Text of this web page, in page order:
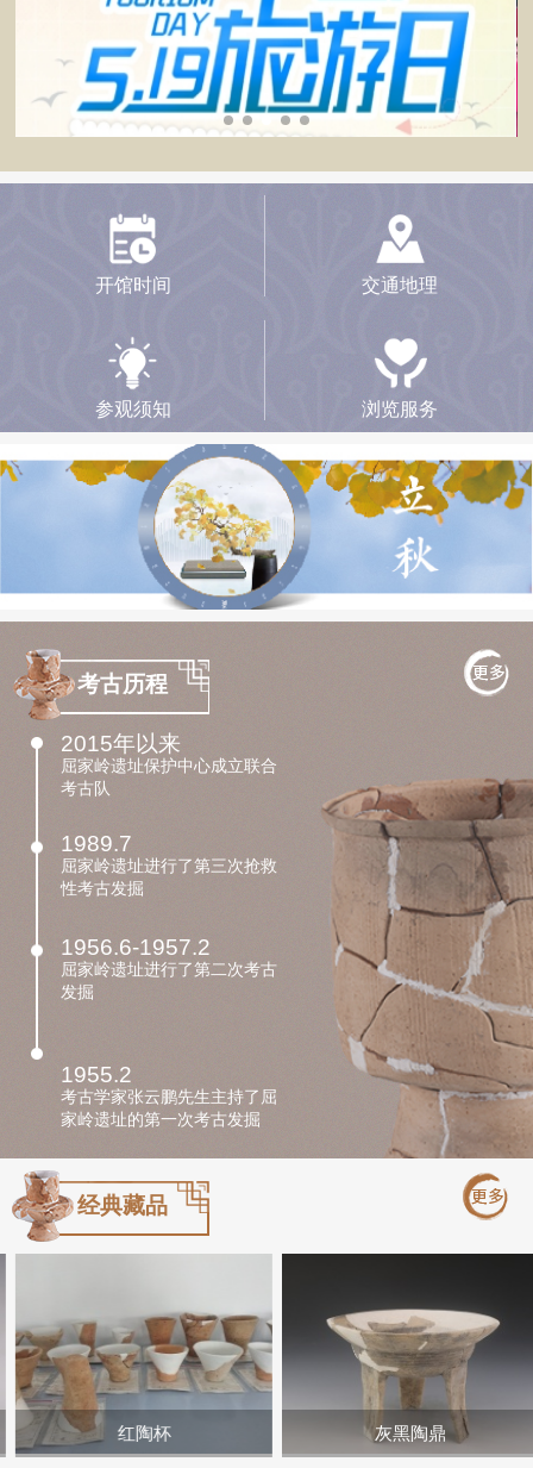
开馆时间 交通地理
参观须知 浏览服务
考古历程
2015年以来
屈家岭遗址保护中心成立联合
考古队
1989.7
屈家岭遗址进行了第三次抢救
性考古发掘
1956.6-1957.2
屈家岭遗址进行了第二次考古
发掘
1955.2
考古学家张云鹏先生主持了屈
家岭遗址的第一次考古发掘
经典藏品
红陶杯 灰黑陶鼎